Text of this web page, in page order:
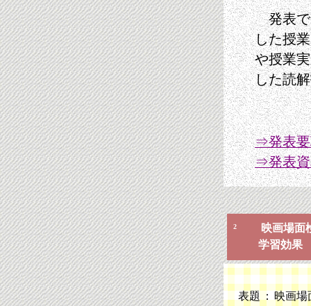
発表で
した授
や授業
した読
⇒発表要
⇒発表
2
映画場面
学習効果
表題 ： 映画場